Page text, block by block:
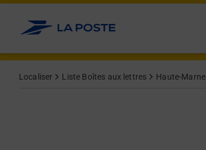
Allez au contenu
Localiser Liste Boîtes aux lettres Haute-Marne